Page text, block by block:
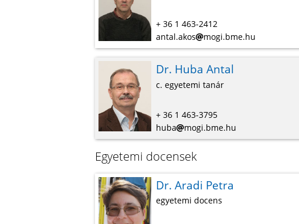
+ 36 1 463-2412
antal.akos
mogi.bme.hu
Dr. Huba Antal
c. egyetemi tanár
+ 36 1 463-3795
huba
mogi.bme.hu
Egyetemi docensek
Dr. Aradi Petra
egyetemi docens